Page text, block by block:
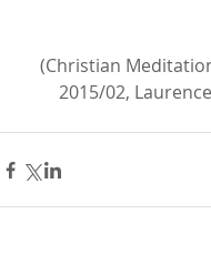
(Christian
2015/02,